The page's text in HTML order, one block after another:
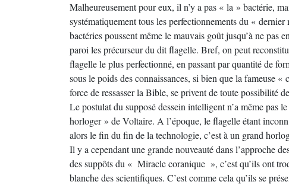
Malheureusement pour eux, il n’y a pas « la » bactérie,
systématiquement tous les perfectionnements du «
bactéries poussent même le mauvais goût jusqu’à ne pas
paroi les précurseur du dit flagelle. Bref, on peut
flagelle le plus perfectionné, en passant par quantité de
sous le poids des connaissances, si bien que la fameuse
force de ressasser la Bible, se privent de toute possibilité
Le postulat du supposé dessein intelligent n’a même
horloger » de Voltaire. A l’époque, le flagelle étant
alors le fin du fin de la technologie, c’est à un grand
Il y a cependant une grande nouveauté dans l’approche
des suppôts du « Miracle coranique », c’est qu’ils ont
blanche des scientifiques. C’est comme cela qu’ils se